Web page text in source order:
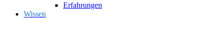
Erfahrungen
Wissen